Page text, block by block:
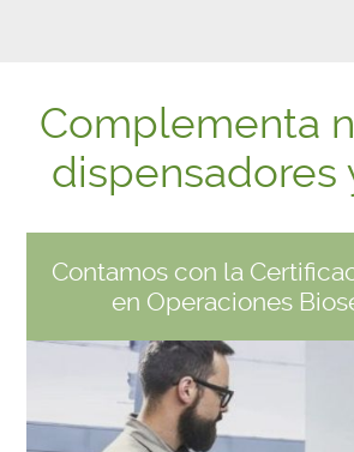
Complementa
dispensadores
Contamos con la
en Operaciones